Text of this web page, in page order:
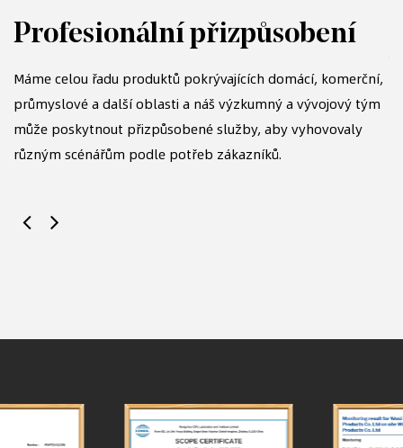
Profesionální přizpůsobení
Máme celou řadu produktů pokrývajících domácí, komerční,
průmyslové a další oblasti a náš výzkumný a vývojový tým
může poskytnout přizpůsobené služby, aby vyhovovaly
různým scénářům podle potřeb zákazníků.